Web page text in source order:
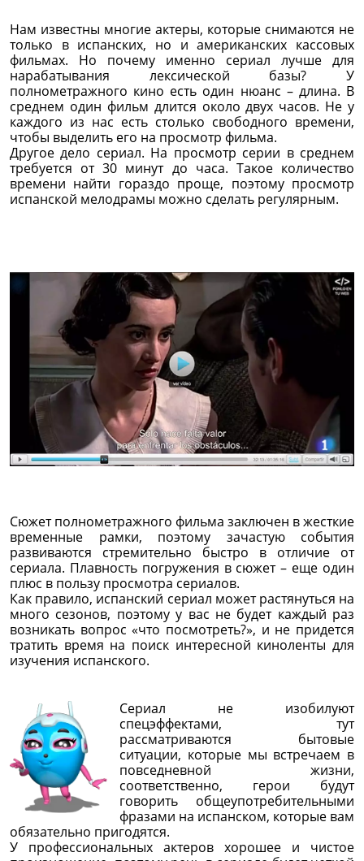
Нам известны многие актеры, которые снимаются не
только в испанских, но и американских кассовых
фильмах. Но почему именно сериал лучше для
нарабатывания лексической базы? У
полнометражного кино есть один нюанс – длина. В
среднем один фильм длится около двух часов. Не у
каждого из нас есть столько свободного времени,
чтобы выделить его на просмотр фильма.
Другое дело сериал. На просмотр серии в среднем
требуется от 30 минут до часа. Такое количество
времени найти гораздо проще, поэтому просмотр
испанской мелодрамы можно сделать регулярным.
Сюжет полнометражного фильма заключен в жесткие
временные рамки, поэтому зачастую события
развиваются стремительно быстро в отличие от
сериала. Плавность погружения в сюжет – еще один
плюс в пользу просмотра сериалов.
Как правило, испанский сериал может растянуться на
много сезонов, поэтому у вас не будет каждый раз
возникать вопрос «что посмотреть?», и не придется
тратить время на поиск интересной киноленты для
изучения испанского.
Сериал не изобилуют
спецэффектами, тут
рассматриваются бытовые
ситуации, которые мы встречаем в
повседневной жизни,
соответственно, герои будут
говорить общеупотребительными
фразами на испанском, которые вам
обязательно пригодятся.
У профессиональных актеров хорошее и чистое